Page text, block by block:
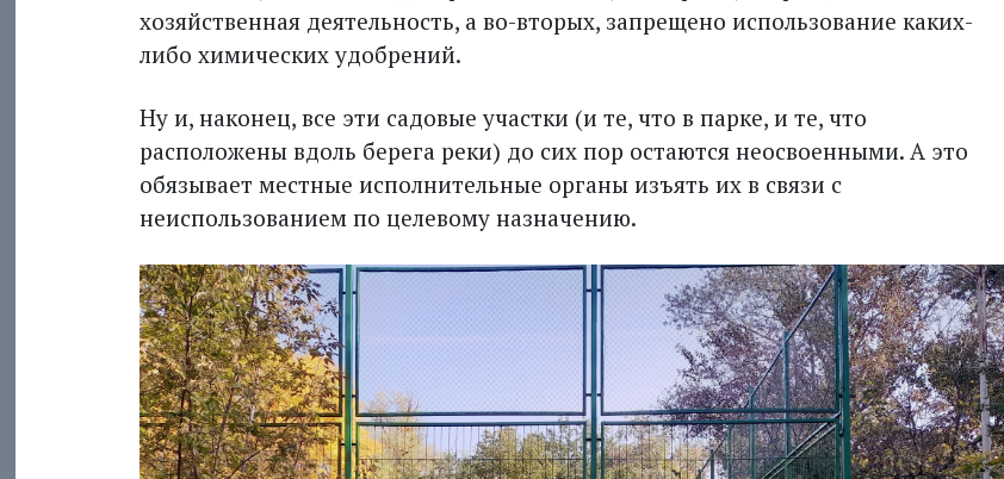
хозяйственная деятельность, а во-вторых, запрещено использование каких-
либо химических удобрений.
Ну и, наконец, все эти садовые участки (и те, что в парке, и те, что
расположены вдоль берега реки) до сих пор остаются неосвоенными. А это
обязывает местные исполнительные органы изъять их в связи с
неиспользованием по целевому назначению.